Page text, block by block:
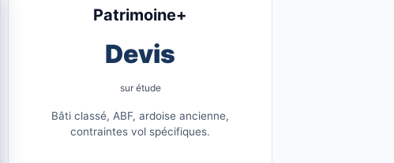
Patrimoine+
Devis
sur étude
Bâti classé, ABF, ardoise ancienne,
contraintes vol spécifiques.